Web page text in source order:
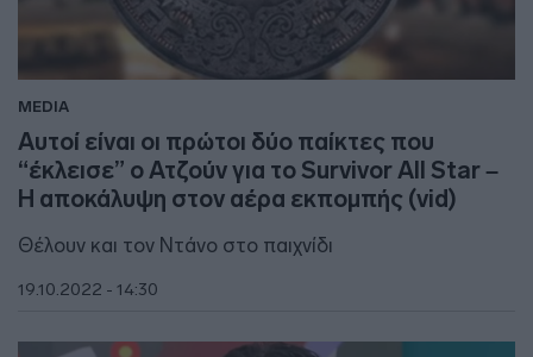
MEDIA
Αυτοί είναι οι πρώτοι δύο παίκτες που
“έκλεισε” ο Ατζούν για το Survivor All Star –
Η αποκάλυψη στον αέρα εκπομπής (vid)
Θέλουν και τον Ντάνο στο παιχνίδι
19.10.2022 - 14:30